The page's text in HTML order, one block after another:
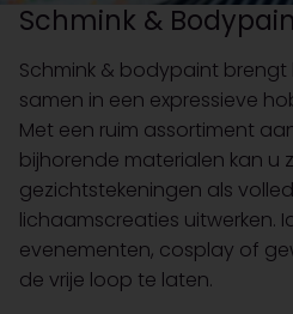
Schmink &
Schmink & bodypaint brengt
samen in een expressieve
Met een ruim assortiment
bijhorende materialen kan u
gezichtstekeningen als
lichaamscreaties uitwerken.
evenementen, cosplay of
de vrije loop te laten.